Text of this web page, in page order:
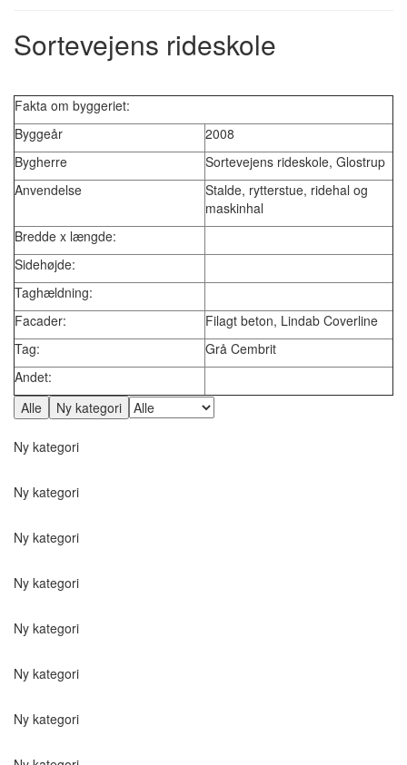
Sortevejens rideskole
Fakta om byggeriet:
Byggeår
2008
Bygherre
Sortevejens rideskole, Glostrup
Anvendelse
Stalde, rytterstue, ridehal og
maskinhal
Bredde x længde:
Sidehøjde:
Taghældning:
Facader:
Filagt beton, Lindab Coverline
Tag:
Grå Cembrit
Andet:
Ny kategori
Ny kategori
Ny kategori
Ny kategori
Ny kategori
Ny kategori
Ny kategori